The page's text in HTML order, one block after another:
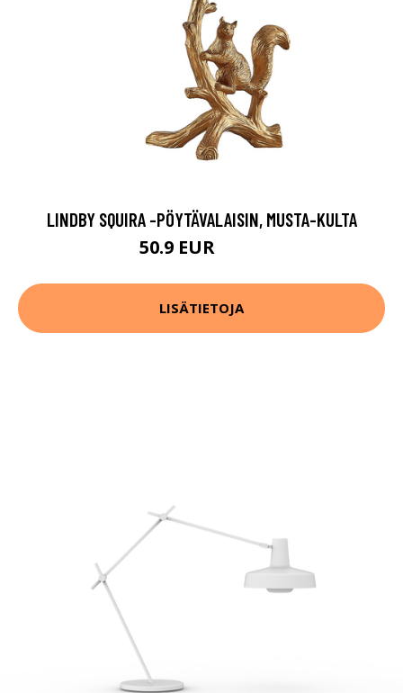
LINDBY SQUIRA -PÖYTÄVALAISIN, MUSTA-KULTA
50.9 EUR
LISÄTIETOJA